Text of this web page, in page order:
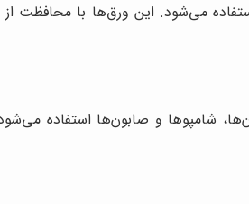
می‌شود. این ورق‌ها با محافظت از
شامپوها و صابون‌ها استفاده